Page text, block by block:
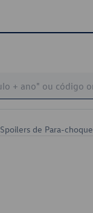
Spoilers de Para-choque